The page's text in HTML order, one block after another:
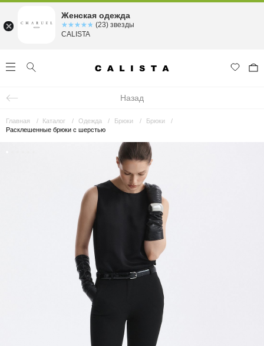
Назад
Главная Каталог Одежда Брюки
Брюки
Расклешенные брюки с шерстью
Женская одежда
☆☆☆☆☆
★★★★★ (23) звезды
CALISTA